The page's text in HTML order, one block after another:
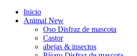
Inicio
Animal New
Oso Disfraz de mascota
Castor
abejas & insectos